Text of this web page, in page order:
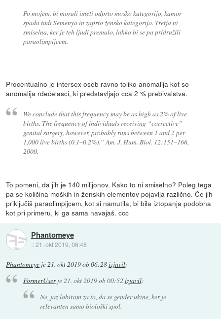
Po mojem, bi morali imeti odprto moško kategorijo, kamor
spada tudi Semenya in zaprto žensko kategorijo. Tretja ni
smiselna, ker je teh ljudi premalo, lahko bi se pa pridružili
paraolimpijcem.
Procentualno je intersex oseb ravno toliko anomalija kot so
anomalija rdečelasci, ki predstavljajo cca 2 % prebivalstva.
We conclude that this frequency may be as high as 2% of live
births. The frequency of individuals receiving “corrective”
genital surgery, however, probably runs between 1 and 2 per
1,000 live births (0.1–0.2%).” Am. J. Hum. Biol. 12:151–166,
2000.
To pomeni, da jih je 140 milijonov. Kako to ni smiselno? Poleg tega
pa se količina moških in ženskih elementov pojavlja različno. Če jih
priključiš paraolimpijcem, kot si namutila, bi bila iztopanja podobna
kot pri primeru, ki ga sama navajaš. ccc
Phantomeye
::21. okt 2019, 06:48
Phantomeye je21. okt 2019 ob 06:28izjavil:
FormerUserje21. okt 2019 ob 00:52 izjavil:
Ne, jaz lobiram za to, da se gender ukine, ker je
relevanten samo biološki spol.